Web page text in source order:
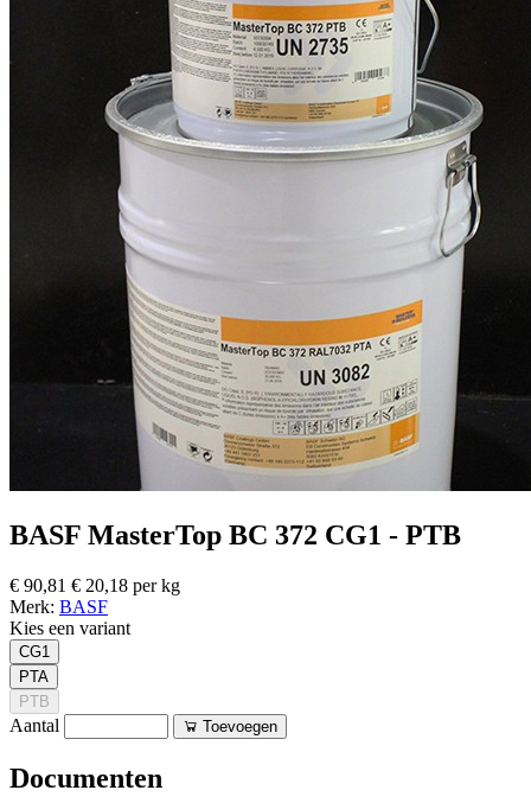
BASF MasterTop BC 372 CG1 - PTB
€ 90,81 € 20,18 per kg
Merk: BASF
Kies een variant
CG1
PTA
PTB
Aantal Toevoegen
Documenten